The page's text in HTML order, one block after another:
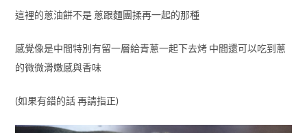
這裡的蔥油餅不是 蔥跟麵團揉再一起的那種
感覺像是中間特別有留一層給青蔥一起下去烤 中間還可以吃到蔥
的微微滑嫩感與香味
(如果有錯的話 再請指正)